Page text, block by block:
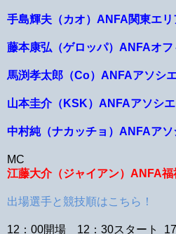
手島輝夫（カオ）ANFA関東エリ
藤本康弘（ゲロッパ）ANFAオ
馬渕孝太郎（Co）ANFAアソシ
山本圭介（KSK）ANFAアソシ
中村純（ナカッチョ）ANFAア
MC
江藤大介（ジャイアン）ANFA福
出場選手と競技順はこちら！
12：00開場 12：30スタート